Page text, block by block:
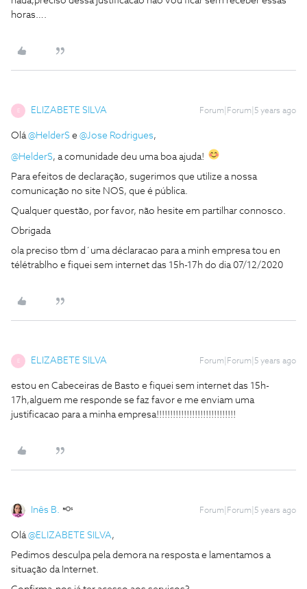
horas….
ELIZABETE SILVA Forum|Forum|5 years ago
Olá@HelderS e @Jose Rodrigues,
@HelderS, a comunidade deu uma boa ajuda!
Para efeitos de declaração, sugerimos que utilize a nossa
comunicação no site NOS, que é pública.
Qualquer questão, por favor, não hesite em partilhar connosco.
Obrigada
ola preciso tbm d´uma déclaracao para a minh empresa tou en
télétrablho e fiquei sem internet das 15h-17h do dia 07/12/2020
ELIZABETE SILVA Forum|Forum|5 years ago
estou en Cabeceiras de Basto e fiquei sem internet das 15h-
17h,alguem me responde se faz favor e me enviam uma
justificacao para a minha empresa!!!!!!!!!!!!!!!!!!!!!!!!!!!!!
Inês B. Forum|Forum|5 years ago
Olá@ELIZABETE SILVA,
Pedimos desculpa pela demora na resposta e lamentamos a
situação da Internet.